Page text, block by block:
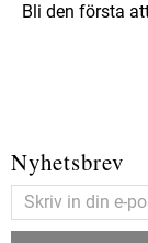
Bli den första
Nyhetsbrev